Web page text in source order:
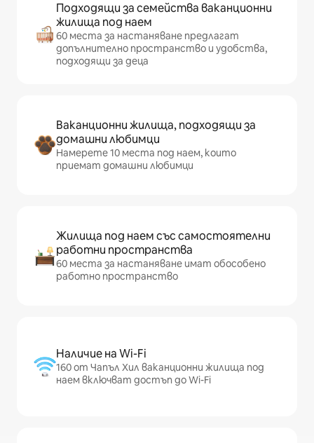
Подходящи за семейства ваканционни
жилища под наем
60 места за настаняване предлагат
допълнително пространство и удобства,
подходящи за деца
Ваканционни жилища, подходящи за
домашни любимци
Намерете 10 места под наем, които
приемат домашни любимци
Жилища под наем със самостоятелни
работни пространства
60 места за настаняване имат обособено
работно пространство
Наличие на Wi-Fi
160 от Чапъл Хил ваканционни жилища под
наем включват достъп до Wi-Fi